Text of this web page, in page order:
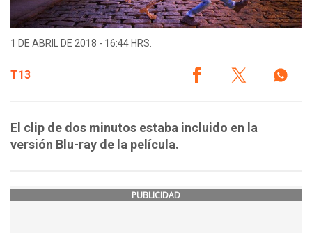
1 DE ABRIL DE 2018 - 16:44 HRS.
T13
El clip de dos minutos estaba incluido en la
versión Blu-ray de la película.
PUBLICIDAD